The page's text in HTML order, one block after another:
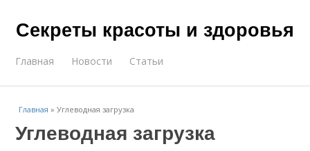
Секреты красоты и здоровья
Главная Новости Статьи
Главная »Углеводная загрузка
Углеводная загрузка